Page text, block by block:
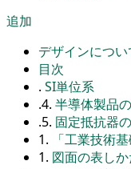
追加
デザインについ
目次
. SI単位系
.4. 半導体製品
.5. 固定抵抗器
1.
「工業技術
1. 図面の表しか